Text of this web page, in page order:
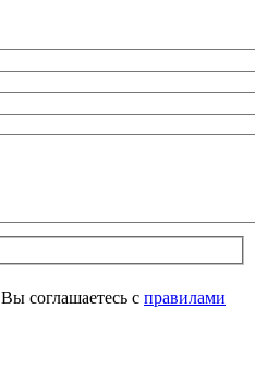
соглашаетесь с правилами